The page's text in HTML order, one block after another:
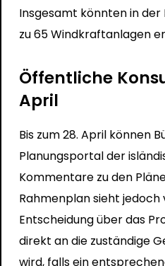
Insgesamt könnten in der
zu 65 Windkraftanlagen
Öffentliche
April
Bis zum 28. April können
Planungsportal der
Kommentare zu den
Rahmenplan sieht jedoch
Entscheidung über das
direkt an die zuständige
wird, falls ein